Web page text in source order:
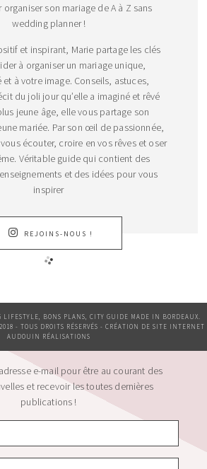
organiser son mariage de A à Z sans
wedding planner !
et inspirant, Marie partage les clés
à organiser un mariage unique,
et à votre image. Conseils, astuces,
du joli jour qu’elle a imaginé et rêvé
jeune âge, elle vous partage son
mariée. Par son œil de passionnée,
écouter, croire en vos rêves et oser
Véritable guide qui contient des
et des idées pour vous
inspirer
REJOINS-NOUS !
BONS PLANS, CITY GUIDE MADE IN BORDEAUX.
- TOUS DROITS RÉSERVÉS - CRÉATION DE SITE INTERNET
AUDOUIN RÉALISATIONS
e-mail pour être au courant des
et recevoir les toutes dernières
publications !